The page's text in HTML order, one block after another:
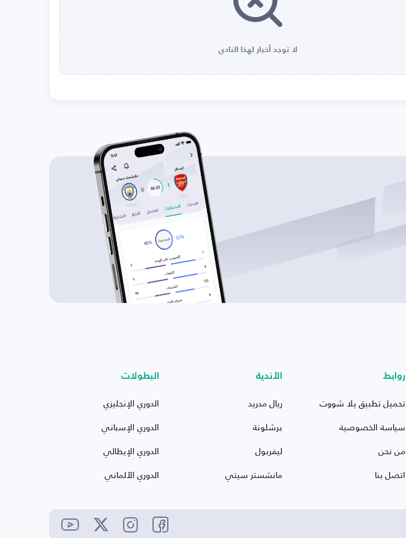
لا توجد أخبار لهذا النادي
روابط
تحميل تطبيق يلا شووت
سياسة الخصوصية
من نحن
اتصل بنا
الأندية
ريال مدريد
برشلونة
ليفربول
مانشستر سيتي
البطولات
الدوري الإنجليزي
الدوري الإسباني
الدوري الإيطالي
الدوري الألماني